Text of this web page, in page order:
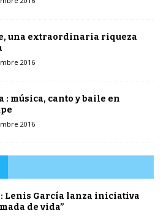
una extraordinaria riqueza
2016
: música, canto y baile en
2016
Lenis García lanza iniciativa
de vida”